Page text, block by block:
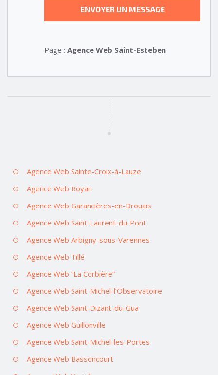
Page : Agence Web Saint-Esteben
Agence Web Sainte-Croix-à-Lauze
Agence Web Royan
Agence Web Garancières-en-Drouais
Agence Web Saint-Laurent-du-Pont
Agence Web Arbigny-sous-Varennes
Agence Web Tillé
Agence Web “La Corbière”
Agence Web Saint-Michel-l’Observatoire
Agence Web Saint-Dizant-du-Gua
Agence Web Guillonville
Agence Web Saint-Michel-les-Portes
Agence Web Bassoncourt